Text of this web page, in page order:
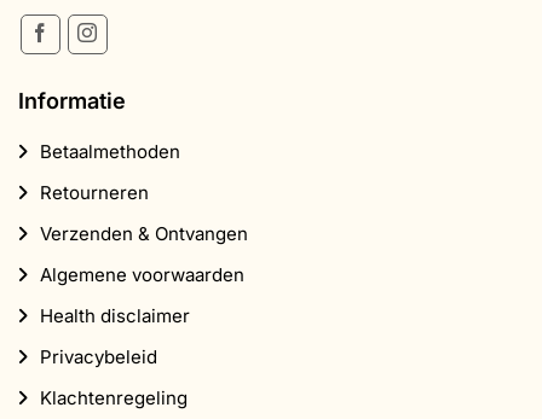
Health disclaimer
Privacybeleid
Klachtenregeling
Magic Truffels
Paddo Kweeksets
Paddo Doseringscalculator
Growkit instructies
CBD Producten